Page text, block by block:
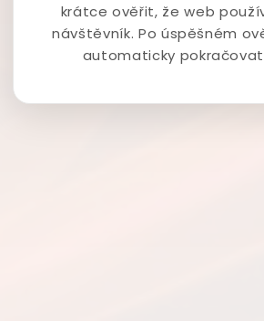
krátce ověřit, že web
návštěvník. Po úspěšném
automaticky